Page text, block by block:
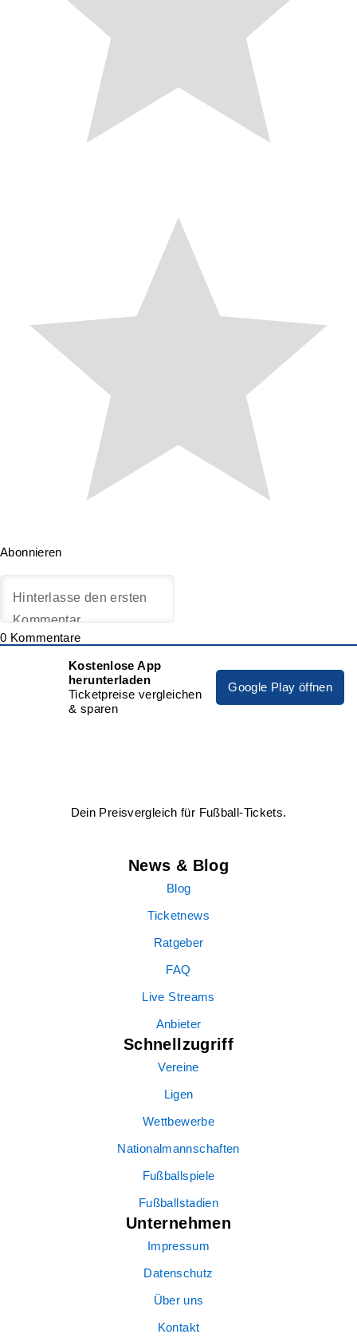
Abonnieren
0 Kommentare
Kostenlose App
herunterladen
Ticketpreise vergleichen
& sparen
Google Play öffnen
Dein Preisvergleich für Fußball-Tickets.
News & Blog
Blog
Ticketnews
Ratgeber
FAQ
Live Streams
Anbieter
Schnellzugriff
Vereine
Ligen
Wettbewerbe
Nationalmannschaften
Fußballspiele
Fußballstadien
Unternehmen
Impressum
Datenschutz
Über uns
Kontakt